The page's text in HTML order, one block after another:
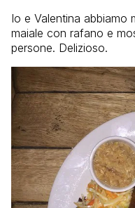
Io e Valentina abbiamo
maiale con rafano e
persone. Delizioso.